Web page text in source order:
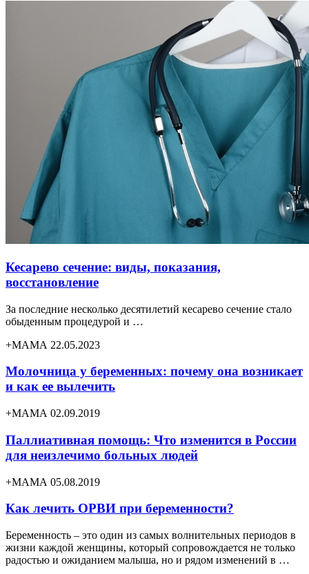
Кесарево сечение: виды, показания,
восстановление
За последние несколько десятилетий кесарево сечение стало
обыденным процедурой и …
+МАМА 22.05.2023
Молочница у беременных: почему она возникает
и как ее вылечить
+МАМА 02.09.2019
Паллиативная помощь: Что изменится в России
для неизлечимо больных людей
+МАМА 05.08.2019
Как лечить ОРВИ при беременности?
Беременность – это один из самых волнительных периодов в
жизни каждой женщины, который сопровождается не только
радостью и ожиданием малыша, но и рядом изменений в …